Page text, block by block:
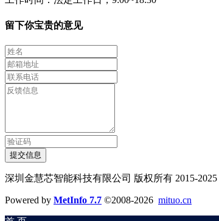
留下你宝贵的意见
提交信息
深圳金慧芯智能科技有限公司 版权所有 2015-2025
Powered by MetInfo 7.7 ©2008-2026 mituo.cn